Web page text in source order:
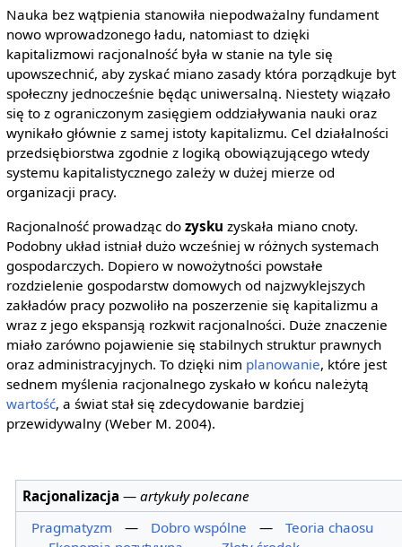
Nauka bez wątpienia stanowiła niepodważalny fundament
nowo wprowadzonego ładu, natomiast to dzięki
kapitalizmowi racjonalność była w stanie na tyle się
upowszechnić, aby zyskać miano zasady która porządkuje byt
społeczny jednocześnie będąc uniwersalną. Niestety wiązało
się to z ograniczonym zasięgiem oddziaływania nauki oraz
wynikało głównie z samej istoty kapitalizmu. Cel działalności
przedsiębiorstwa zgodnie z logiką obowiązującego wtedy
systemu kapitalistycznego zależy w dużej mierze od
organizacji pracy.
Racjonalność prowadząc do zysku zyskała miano cnoty.
Podobny układ istniał dużo wcześniej w różnych systemach
gospodarczych. Dopiero w nowożytności powstałe
rozdzielenie gospodarstw domowych od najzwyklejszych
zakładów pracy pozwoliło na poszerzenie się kapitalizmu a
wraz z jego ekspansją rozkwit racjonalności. Duże znaczenie
miało zarówno pojawienie się stabilnych struktur prawnych
oraz administracyjnych. To dzięki nim planowanie, które jest
sednem myślenia racjonalnego zyskało w końcu należytą
wartość, a świat stał się zdecydowanie bardziej
przewidywalny (Weber M. 2004).
Racjonalizacja —artykuły polecane
Pragmatyzm
— Dobro wspólne —
Teoria chaosu